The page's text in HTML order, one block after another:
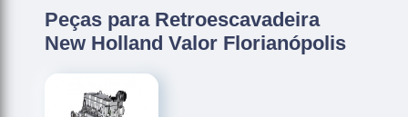
Peças para Retroescavadeira
New Holland Valor Florianópolis